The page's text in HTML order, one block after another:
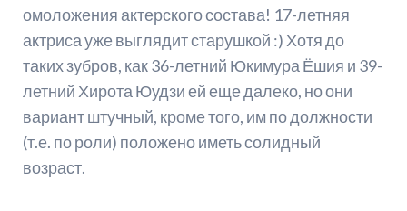
омоложения актерского состава! 17-летняя
актриса уже выглядит старушкой :) Хотя до
таких зубров, как 36-летний Юкимура Ёшия и 39-
летний Хирота Юудзи ей еще далеко, но они
вариант штучный, кроме того, им по должности
(т.е. по роли) положено иметь солидный
возраст.